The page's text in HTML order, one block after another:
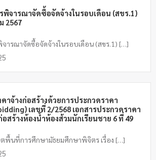
พิจารณาจัดซื้อจัดจ้างในรอบเดือน (สขร.1)
2567
ารณาจัดซื้อจัดจ้างในรอบเดือน (สขร.1) […]
าจ้างก่อสร้างด้วยการประกวดราคา
เลขที่ 2/2568 เอกสารประกวดราคา
สร้างห้องน้ำห้องส้วมนักเรียนชาย 6 ที่ 49
ตพื้นที่การศึกษามัธยมศึกษาพิจิตร เรื่อง […]